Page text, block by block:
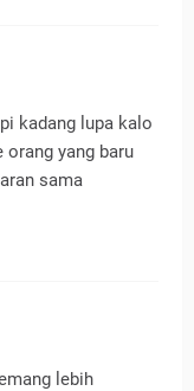
kadang lupa kalo
orang yang baru
sama
lebih